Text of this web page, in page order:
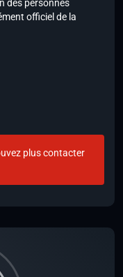
des personnes
officiel de la
plus contacter